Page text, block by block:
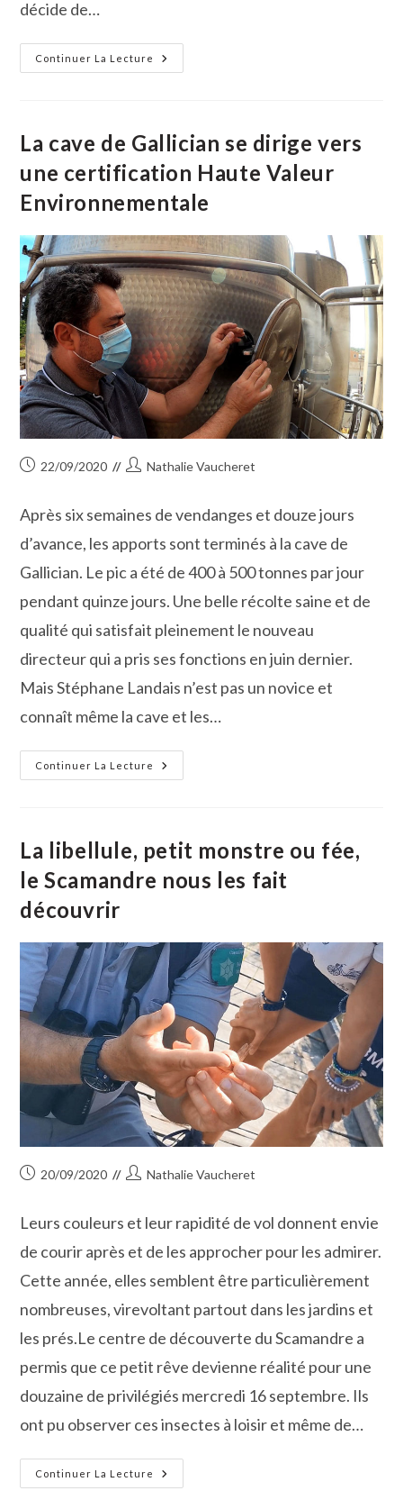
décide de…
Continuer La Lecture
Une
Machine
Marais
La cave de Gallician se dirige vers
une certification Haute Valeur
Environnementale
Publication
22/09/2020
Auteur/autrice
publication :
Nathalie Vaucheret
Après six semaines de vendanges et douze jours
d’avance, les apports sont terminés à la cave de
Gallician. Le pic a été de 400 à 500 tonnes par jour
pendant quinze jours. Une belle récolte saine et de
qualité qui satisfait pleinement le nouveau
directeur qui a pris ses fonctions en juin dernier.
Mais Stéphane Landais n’est pas un novice et
connaît même la cave et les…
Continuer La Lecture
La
Cave
Vers
Une
Haute
Valeur
La libellule, petit monstre ou fée,
le Scamandre nous les fait
découvrir
Publication
20/09/2020
Auteur/autrice
publication :
Nathalie Vaucheret
Leurs couleurs et leur rapidité de vol donnent envie
de courir après et de les approcher pour les admirer.
Cette année, elles semblent être particulièrement
nombreuses, virevoltant partout dans les jardins et
les prés.Le centre de découverte du Scamandre a
permis que ce petit rêve devienne réalité pour une
douzaine de privilégiés mercredi 16 septembre. Ils
ont pu observer ces insectes à loisir et même de…
Continuer La Lecture
La
Libellule,